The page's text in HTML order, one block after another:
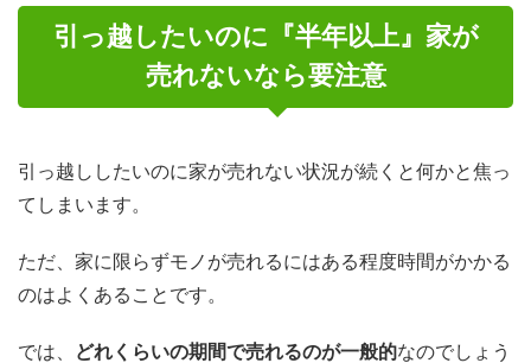
引っ越したいのに『半年以上』家が
売れないなら要注意
引っ越ししたいのに家が売れない状況が続くと何かと焦っ
てしまいます。
ただ、家に限らずモノが売れるにはある程度時間がかかる
のはよくあることです。
では、 どれくらいの期間で売れるのが一般的なのでしょう